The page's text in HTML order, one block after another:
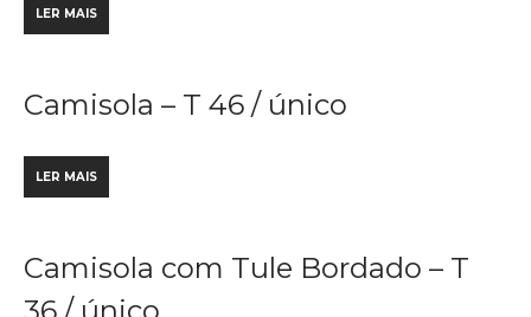
LER MAIS
Camisola – T 46 / único
LER MAIS
Camisola com Tule Bordado – T